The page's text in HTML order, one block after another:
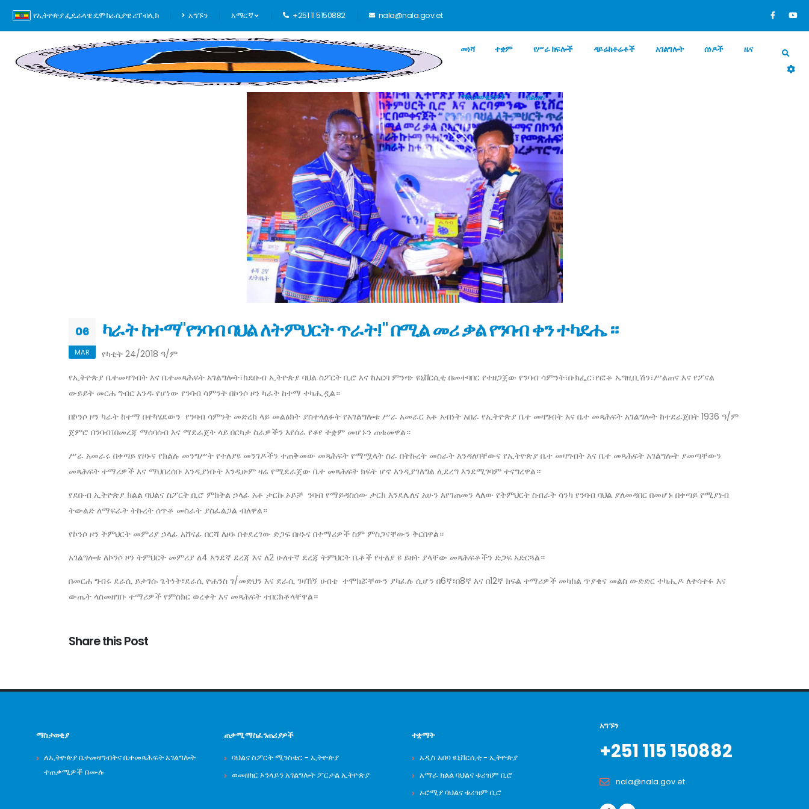
የኢትዮጵያ ፌዴራላዊ ዴሞክራሲያዊ ሪፐብሊክ አግኙን አማርኛ +251 11 5150882 nala@nala.gov.et
መነሻ ተቋም የሥራ ክፍሎች ዳይሬክቶሬቶች አገልግሎት ሰነዶች ዜና
ማስታወቂያዎች ስልጠና
06
MAR
ካራት ከተማ"የንባብ ባህል ለትምህርት ጥራት!" በሚል መሪ ቃል የንባብ ቀን ተካደሔ።
የካቲት 24/2018 ዓ/ም
የኢትዮጵያ ቤተመዛግብት እና ቤተመጻሕፍት አገልግሎት፣ከደቡብ ኢትዮጵያ ባህል ስፖርት ቢሮ እና ከአርባ ምንጭ ዩኒቨርሲቲ በመተባበር የተዘጋጀው የንባብ ሳምንት፣ቡክፌር፣የፎቶ ኤግዚቢሽን፣ሥልጠና እና የፖናል
ውይይት መርሐ ግብር አንዱ የሆነው የንባብ ሳምንት በኮንሶ ዞን ካራት ከተማ ተካሒዷል።
በኮንሶ ዞን ካራት ከተማ በተካሄደውን የንባብ ሳምንት መድረክ ላይ መልዕክት ያስተላለፉት የአገልግሎቱ ሥራ አመራር አቶ አብነት አበራ የኢትዮጵያ ቤተ መዛግብት እና ቤተ መጻሕፍት አገልግሎት ከተደራጀበት 1936 ዓ/ም
ጀምሮ በንባብ፣በመረጃ ማሰባሰብ እና ማደራጀት ላይ በርካታ ስራዎችን እየሰራ የቆየ ተቋም መሆኑን ጠቁመዋል።
ሥራ አመራሩ በቀጣይ የዞኑና የክልሉ መንግሥት የተለያዩ መንገዶችን ተጠቅመው መጻሕፍት የማሟላት ስራ በትኩረት መስራት እንዳለባቸውና የኢትዮጵያ ቤተ መዛግብት እና ቤተ መጻሕፍት አገልግሎት ያመጣቸውን
መጻሕፍት ተማሪዎች እና ማህበረሰቡ እንዲያነቡት እንዲሁም ዛሬ የሚደራጀው ቤተ መጻሕፍት ክፍት ሆኖ እንዲያገለግል ሊደረግ እንደሚገባም ተናግረዋል።
የደቡብ ኢትዮጵያ ክልል ባህልና ስፖርት ቢሮ ምክትል ኃላፊ አቶ ታርኩ ኦይቻ ንባብ የማይዳስሰው ታርክ እንደሌለና አሁን እየገጠመን ላለው የትምህርት ስብራት ሳንካ የንባብ ባህል ያለመዳበር በመሆኑ በቀጣይ የሚያነብ
ትውልድ ለማፍራት ትኩረት ሰጥቶ መስራት ያስፈልጋል ብለዋል።
የኮንሶ ዞን ትምህርት መምሪያ ኃላፊ አሸናፊ በርሻ ለዞኑ በተደረገው ድጋፍ በዞኑና በተማሪዎች ስም ምስጋናቸውን ቅርበዋል።
አገልግሎቱ ለኮንሶ ዞን ትምህርት መምሪያ ለ4 አንደኛ ደረጃ እና ለ2 ሁለተኛ ደረጃ ትምህርት ቤቶች የተለያ ዩ ይዘት ያላቸው መጻሕፍቶችን ድጋፍ አድርጓል።
በመርሐ ግብሩ ደራሲ ይታገሱ ጌትነት፣ደራሲ ዮሐንስ ገ/መድህን እና ደራሲ ገዛኸኝ ሀብቴ ተሞክሯቸውን ያካፈሉ ሲሆን በ6ኛ፣በ8ኛ እና በ12ኛ ክፍል ተማሪዎች መካከል ጥያቄና መልስ ውድድር ተካሒዶ ለተሳተፉ እና
ውጤት ላስመዘገቡ ተማሪዎች የምስክር ወረቀት እና መጻሕፍት ተበርክቶላቸዋል።
Share this Post
ማስታወቂያ
ለኢትዮጵያ ቤተመዛግብትና ቤተመጻሕፍት አገልግሎት
ተጠቃሚዎች በሙሉ
ጠቃሚ ማስፈንጠሪያዎች
ባህልና ስፖርት ሚንስቴር - ኢትዮጵያ
ወመዘክር ኦንላይን አገልግሎት ፖርታል ኢትዮጵያ
ተቋማት
አዲስ አበባ ዩኒቨርሲቲ - ኢትዮጵያ
አማራ ክልል ባህልና ቱሪዝም ቢሮ
ኦሮሚያ ባህልና ቱሪዝም ቢሮ
አግኙን
+251 115 150882
nala@nala.gov.et